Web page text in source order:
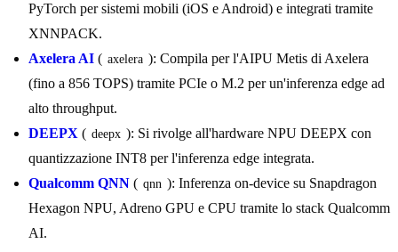
PyTorch per sistemi mobili (iOS e Android) e integrati tramite
XNNPACK.
Axelera AI ( axelera ): Compila per l'AIPU Metis di Axelera
(fino a 856 TOPS) tramite PCIe o M.2 per un'inferenza edge ad
alto throughput.
DEEPX ( deepx ): Si rivolge all'hardware NPU DEEPX con
quantizzazione INT8 per l'inferenza edge integrata.
Qualcomm QNN ( qnn ): Inferenza on-device su Snapdragon
Hexagon NPU, Adreno GPU e CPU tramite lo stack Qualcomm
AI.